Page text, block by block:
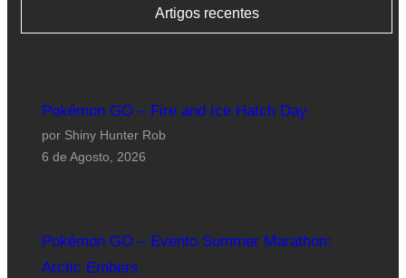
Artigos recentes
Pokémon GO – Fire and Ice Hatch Day
por Shiny Hunter Rob
6 de Agosto, 2026
Pokémon GO – Evento Summer Marathon:
Arctic Embers